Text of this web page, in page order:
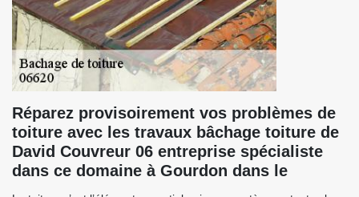
Réparez provisoirement vos problèmes de
toiture avec les travaux bâchage toiture de
David Couvreur 06 entreprise spécialiste
dans ce domaine à Gourdon dans le